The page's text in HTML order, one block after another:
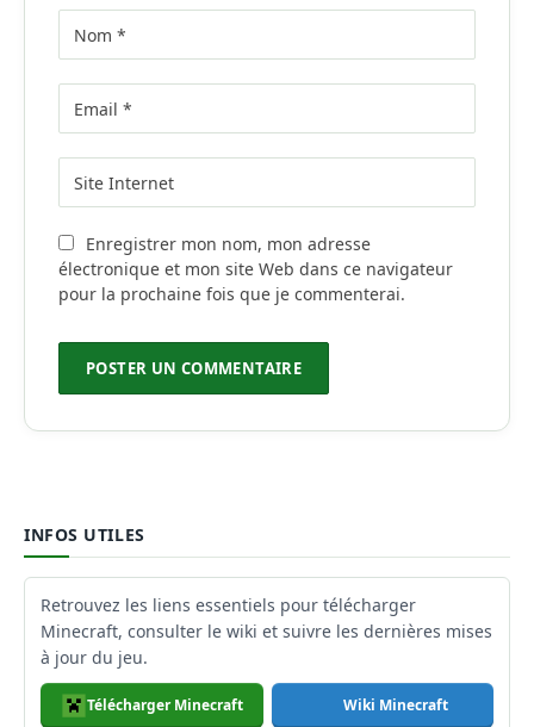
Enregistrer mon nom, mon adresse
électronique et mon site Web dans ce navigateur
pour la prochaine fois que je commenterai.
INFOS UTILES
Retrouvez les liens essentiels pour télécharger
Minecraft, consulter le wiki et suivre les dernières mises
à jour du jeu.
Télécharger Minecraft Wiki Minecraft